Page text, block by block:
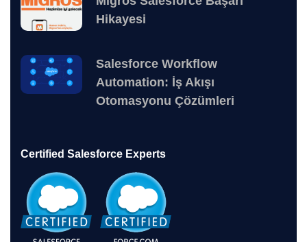
Hikayesi
Salesforce Workflow
Automation: İş Akışı
Otomasyonu Çözümleri
Certified Salesforce Experts